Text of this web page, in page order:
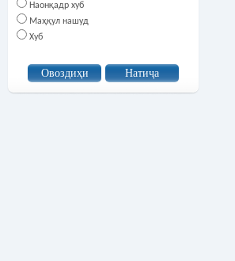
Наонқадр хуб
Маҳқул нашуд
Хуб